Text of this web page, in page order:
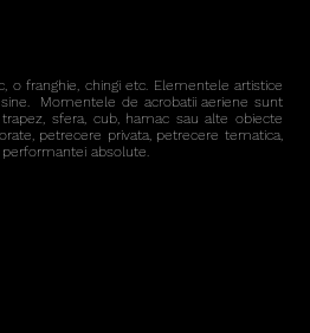
franghie, chingi etc. Elementele artistice
Momentele de acrobatii aeriene sunt
sfera, cub, hamac sau alte obiecte
petrecere privata, petrecere tematica,
absolute.